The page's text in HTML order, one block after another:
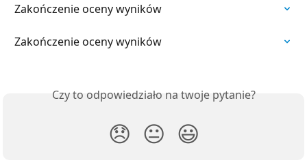
Zakończenie oceny wyników
Zakończenie oceny wyników
Czy to odpowiedziało na twoje pytanie?
😞 😐 😃